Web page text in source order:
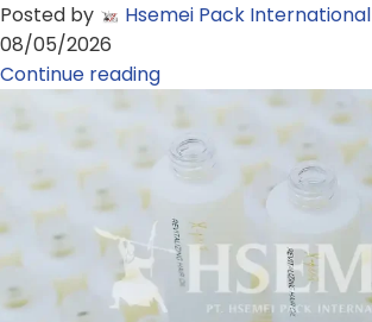
Posted by
Hsemei Pack International
08/05/2026
Continue reading